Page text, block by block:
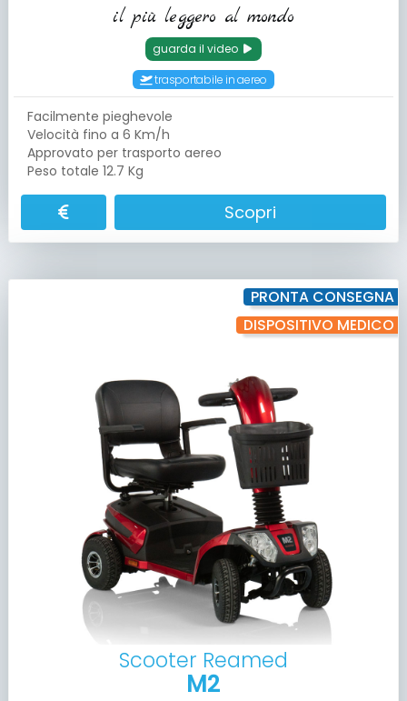
il più leggero al mondo
guarda il video
trasportabile in aereo
Facilmente pieghevole
Velocità fino a 6 Km/h
Approvato per trasporto aereo
Peso totale 12.7 Kg
Scopri
PRONTA CONSEGNA
DISPOSITIVO MEDICO
Scooter Reamed
M2